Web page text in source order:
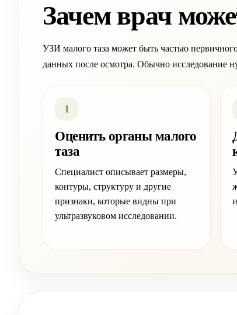
Зачем врач
УЗИ малого таза может быть частью
данных после осмотра. Обычно исследование
1
Оценить органы малого
таза
Специалист описывает размеры,
контуры, структуру и другие
признаки, которые видны при
ультразвуковом исследовании.